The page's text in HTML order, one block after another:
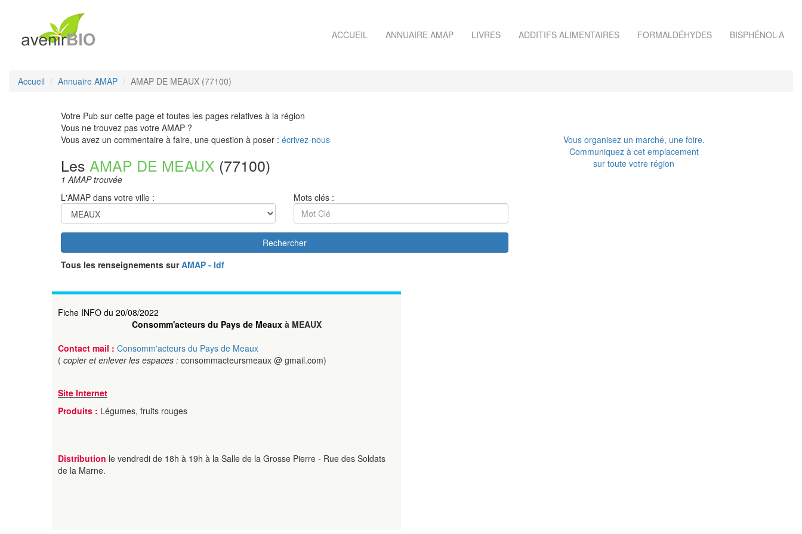
ACCUEIL ANNUAIRE AMAP LIVRES ADDITIFS ALIMENTAIRES FORMALDÉHYDES BISPHÉNOL-A
Accueil Annuaire AMAP AMAP DE MEAUX (77100)
Votre Pub sur cette page et toutes les pages relatives à la région
Vous ne trouvez pas votre AMAP ?
Vous avez un commentaire à faire, une question à poser : écrivez-nous
Les AMAP DE MEAUX (77100)
1 AMAP trouvée
L'AMAP dans votre ville :
Mots clés :
Rechercher
Tous les renseignements surAMAP - Idf
Vous organisez un marché, une foire.
Communiquez à cet emplacement
sur toute votre région
Fiche INFO du 20/08/2022
Consomm'acteurs du Pays de Meauxà MEAUX
Contact mail : Consomm'acteurs du Pays de Meaux
( copier et enlever les espaces : consommacteursmeaux @ gmail.com)
Site Internet
Produits : Légumes, fruits rouges
Distribution le vendredi de 18h à 19h à la Salle de la Grosse Pierre - Rue des Soldats
de la Marne.